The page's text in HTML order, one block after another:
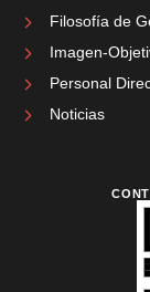
Filosofía de
Imagen-
Personal
Noticias